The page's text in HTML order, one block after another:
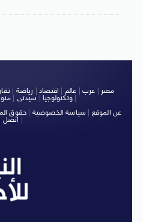
مصر عرب عالم اقتصاد رياضة |
وتكنولوجيا| سيدتى
|
عن الموقع
سياسة الخصوصية حقوق
اتصل